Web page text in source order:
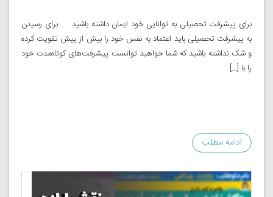
برای پیشرفت تحصیلی به توانایی خود ایمان داشته باشید برای رسیدن
به پیشرفت تحصیلی باید اعتماد به نفس خود را بیش از پیش تقویت کرده
و شک نداشته باشید که شما خواهید توانست پیشرفت‌های کوتاه‌مدت خود
را با […]
ادامه مطلب